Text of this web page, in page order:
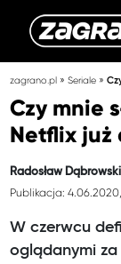
zagrano.pl »Seriale »
Czy mnie
Netflix już
Radosław Dąbrowski
Publikacja:
W czerwcu
oglądanymi